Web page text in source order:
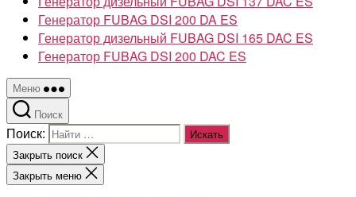
Генератор FUBAG DSI 200 DA ES
Генератор дизельный FUBAG DSI 165 DAC ES
Генератор FUBAG DSI 200 DAC ES
Меню
Поиск
Поиск:
Закрыть поиск
Закрыть меню